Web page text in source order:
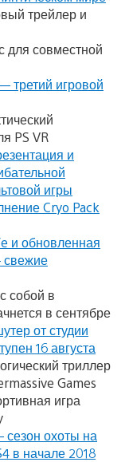
трейлер и
совместной
третий игровой
PS VR
и
игры
Cryo Pack
и обновленная
свежие
собой в
в сентябре
от студии
16 августа
триллер
Games
игра
охоты на
в начале 2018